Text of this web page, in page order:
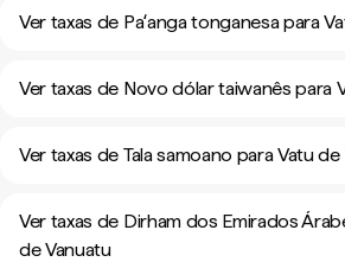
Ver taxas de Paʻanga tonganesa para
Ver taxas de Novo dólar taiwanês para
Ver taxas de Tala samoano para Vatu
Ver taxas de Dirham dos Emirados
de Vanuatu